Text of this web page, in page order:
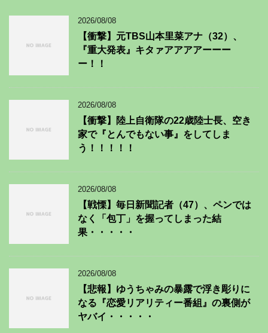
2026/08/08
【衝撃】元TBS山本里菜アナ（32）、
『重大発表』キタァアアアアーーー
ー！！
2026/08/08
【衝撃】陸上自衛隊の22歳陸士長、空き
家で『とんでもない事』をしてしま
う！！！！！
2026/08/08
【戦慄】毎日新聞記者（47）、ペンでは
なく「包丁」を握ってしまった結
果・・・・・
2026/08/08
【悲報】ゆうちゃみの暴露で浮き彫りに
なる『恋愛リアリティー番組』の裏側が
ヤバイ・・・・・